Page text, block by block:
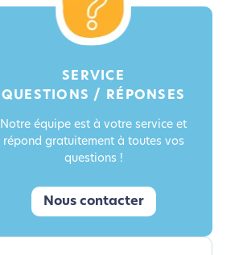
SERVICE
QUESTIONS / RÉPONSES
Notre équipe est à votre service et
répond gratuitement à toutes vos
questions !
Nous contacter